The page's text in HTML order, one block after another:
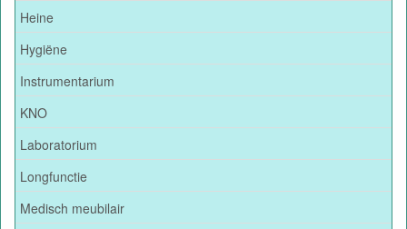
Heine
Hygiëne
Instrumentarium
KNO
Laboratorium
Longfunctie
Medisch meubilair